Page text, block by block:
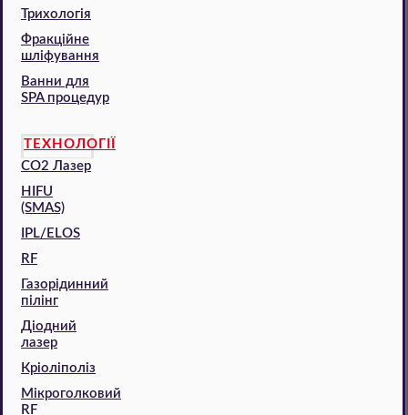
Трихологія
Фракційне
шліфування
Ванни для
SPA процедур
ТЕХНОЛОГІЇ
CO2 Лазер
HIFU
(SMAS)
IPL/ELOS
RF
Газорідинний
пілінг
Діодний
лазер
Кріоліполіз
Мікроголковий
RF